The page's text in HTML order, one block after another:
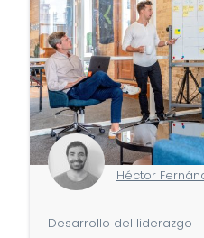
Héctor
Desarrollo del liderazgo